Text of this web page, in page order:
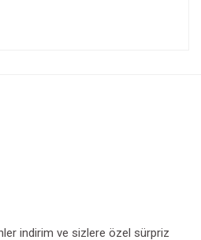
indirim ve sizlere özel sürpriz